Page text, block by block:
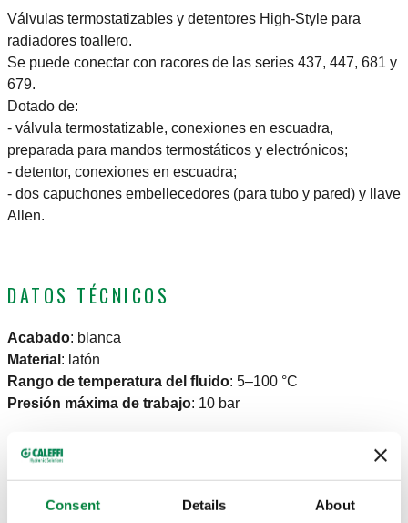
Consent Details About
Válvulas termostatizables y detentores High-Style para
radiadores toallero.
Se puede conectar con racores de las series 437, 447, 681 y
679.
Dotado de:
- válvula termostatizable, conexiones en escuadra,
preparada para mandos termostáticos y electrónicos;
- detentor, conexiones en escuadra;
- dos capuchones embellecedores (para tubo y pared) y llave
Allen.
DATOS TÉCNICOS
Acabado: blanca
Material : latón
Rango de temperatura del fluido: 5–100 °C
Presión máxima de trabajo: 10 bar
PLANOS Y ESPECIFICACIONES